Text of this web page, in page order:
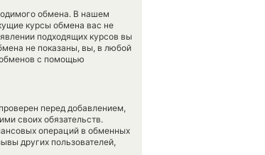
обмена. В нашем
курсы обмена вас не
подходящих курсов вы
не показаны, вы, в любой
обменов с помощью
перед добавлением,
своих обязательств.
операций в обменных
других пользователей,